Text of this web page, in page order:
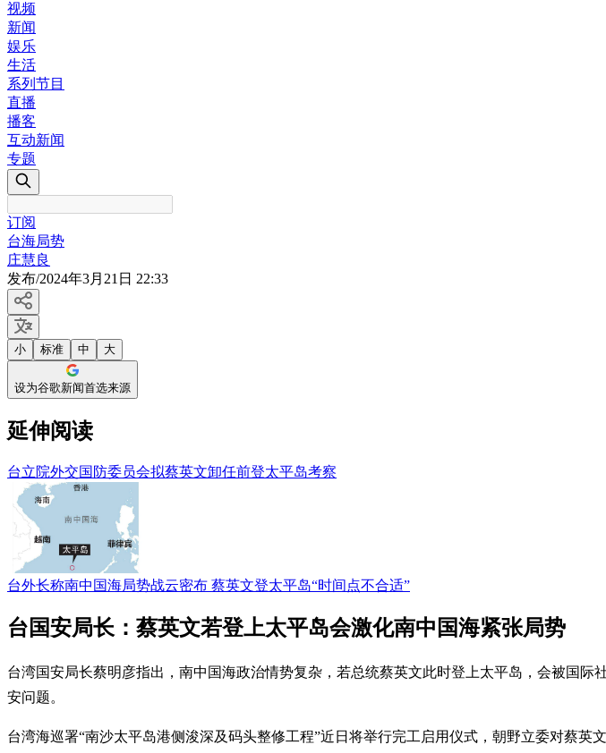
视频
新闻
娱乐
生活
系列节目
直播
播客
互动新闻
专题
订阅
台海局势
庄慧良
发布/2024年3月21日 22:33
小 标准 中 大
设为谷歌新闻首选来源
延伸阅读
台立院外交国防委员会拟蔡英文卸任前登太平岛考察
台外长称南中国海局势战云密布 蔡英文登太平岛“时间点不合适”
台国安局长：蔡英文若登上太平岛会激化南中国海紧张局势
台湾国安局长蔡明彦指出，南中国海政治情势复杂，若总统蔡英文此时登上太平岛，会被国
安问题。
台湾海巡署“南沙太平岛港侧浚深及码头整修工程”近日将举行完工启用仪式，朝野立委对蔡英